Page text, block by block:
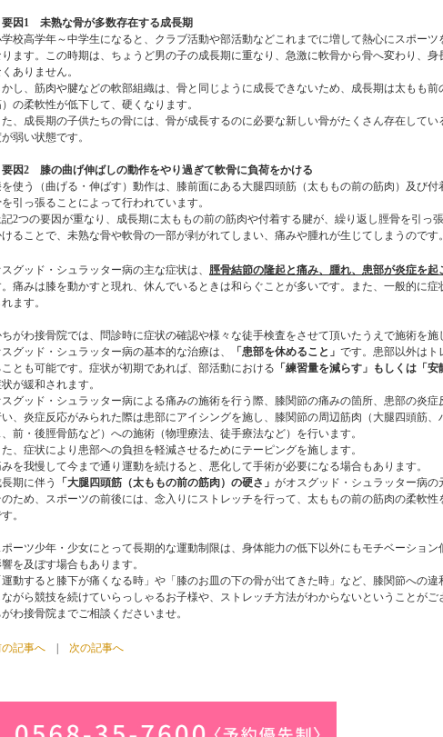
要因1 未熟な骨が多数存在する成長期
校高学年～中学生になると、クラブ活動や部活動などこれまでに増して熱心にスポーツ
ます。この時期は、ちょうど男の子の成長期に重なり、急激に軟骨から骨へ変わり、身
ありません。
かし、筋肉や腱などの軟部組織は、骨と同じように成長できないため、成長期は太もも前
の柔軟性が低下して、硬くなります。
た、成長期の子供たちの骨には、骨が成長するのに必要な新しい骨がたくさん存在してい
が弱い状態です。
要因2 膝の曲げ伸ばしの動作をやり過ぎて軟骨に負荷をかける
を使う（曲げる・伸ばす）動作は、膝前面にある大腿四頭筋（太ももの前の筋肉）及び付
引っ張ることによって行われています。
記2つの要因が重なり、成長期に太ももの前の筋肉や付着する腱が、繰り返し脛骨を引っ
ることで、未熟な骨や軟骨の一部が剥がれてしまい、痛みや腫れが生じてしまうのです。
スグッド・シュラッター病の主な症状は、 脛骨結節の隆起と痛み、腫れ、患部が炎症を起
痛みは膝を動かすと現れ、休んでいるときは和らぐことが多いです。また、一般的に症
れます。
がわ接骨院では、問診時に症状の確認や様々な徒手検査をさせて頂いたうえで施術を施
スグッド・シュラッター病の基本的な治療は、
「患部を休めること」 です。患部以外はト
ことも可能です。症状が初期であれば、部活動における 「練習量を減らす」もしくは「安
が緩和されます。
スグッド・シュラッター病による痛みの施術を行う際、膝関節の痛みの箇所、患部の炎症
、炎症反応がみられた際は患部にアイシングを施し、膝関節の周辺筋肉（大腿四頭筋、
、前・後脛骨筋など）への施術（物理療法、徒手療法など）を行います。
た、症状により患部への負担を軽減させるためにテーピングを施します。
を我慢して今まで通り運動を続けると、悪化して手術が必要になる場合もあります。
長期に伴う
「大腿四頭筋（太ももの前の筋肉）の硬さ」 がオスグッド・シュラッター病の
のため、スポーツの前後には、念入りにストレッチを行って、太ももの前の筋肉の柔軟性
。
ポーツ少年・少女にとって長期的な運動制限は、身体能力の低下以外にもモチベーション
を及ぼす場合もあります。
運動すると膝下が痛くなる時」や「膝のお皿の下の骨が出てきた時」など、膝関節への違
ながら競技を続けていらっしゃるお子様や、ストレッチ方法がわからないということがご
がわ接骨院までご相談くださいませ。
記事へ | 次の記事へ